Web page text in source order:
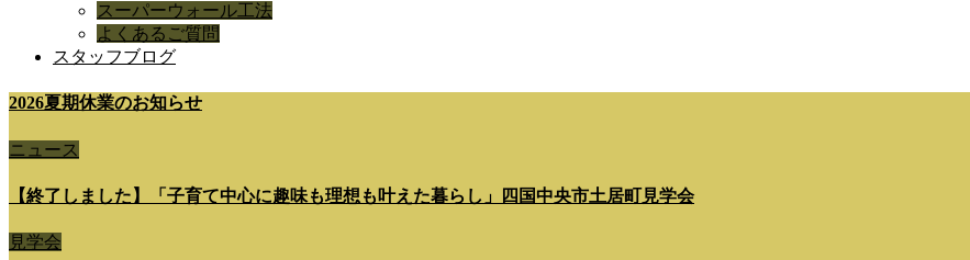
スーパーウォール工法
よくあるご質問
スタッフブログ
2026夏期休業のお知らせ
ニュース
【終了しました】「子育て中心に趣味も理想も叶えた暮らし」四国中央市土居町見学会
見学会